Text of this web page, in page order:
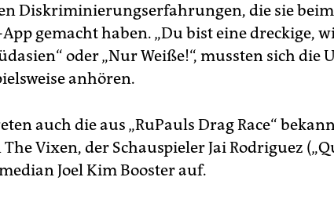
Diskriminierungserfahrungen, die sie
gemacht haben. „Du bist eine dreckige,
oder „Nur Weiße!“, mussten sich die
anhören.
auch die aus „RuPauls Drag Race“
Vixen, der Schauspieler Jai Rodriguez
Joel Kim Booster auf.